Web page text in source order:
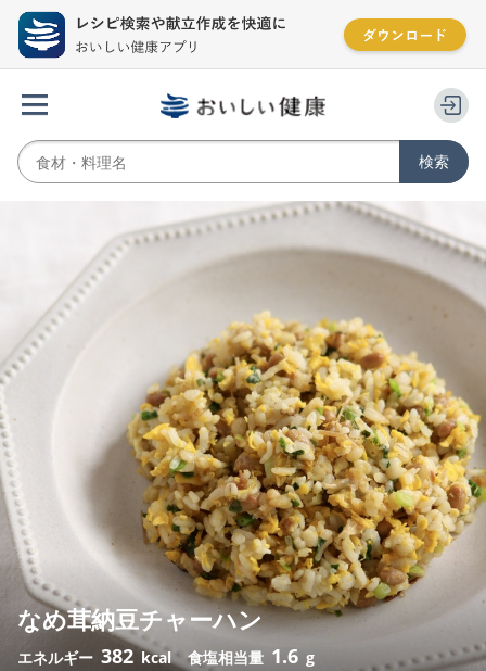
なめ茸納豆チャーハン
エネルギー 382 kcal 食塩相当量 1.6 g